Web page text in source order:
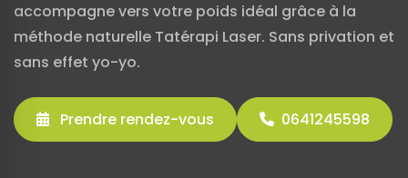
accompagne vers votre poids idéal grâce à la
méthode naturelle Tatérapi Laser. Sans privation et
sans effet yo-yo.
Prendre rendez-vous 0641245598